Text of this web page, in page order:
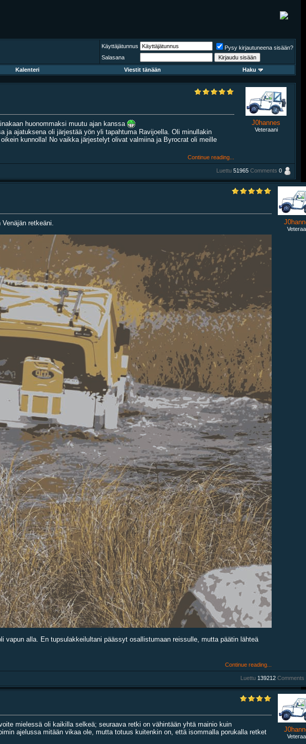
Käyttäjätunnus
Pysy kirjautuneena sisään?
Salasana
Kalenteri Viestit tänään Haku
huonommaksi muutu ajan kanssa
ja ajatuksena oli järjestää yön yli tapahtuma Ravijoella. Oli minullakin
kunnolla! No vaikka järjestelyt olivat valmiina ja Byrocrat oli meille
Continue reading...
J0hannes
Veteraani
Luettu 51965 Comments 0
retkeäni.
alla. En tupsulakkeilultani päässyt osallistumaan reissulle, mutta päätin lähteä
Continue reading...
Luettu 139212 Comments
mielessä oli kaikilla selkeä; seuraava retki on vähintään yhtä mainio kuin
ajelussa mitään vikaa ole, mutta totuus kuitenkin on, että isommalla porukalla retket